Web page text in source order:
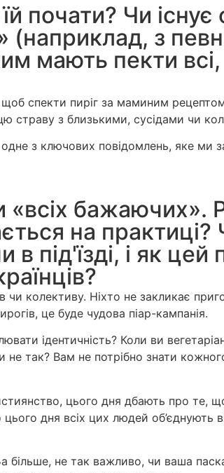
почати? Чи існує
(наприклад, з
мають пекти
щоб спекти пиріг за маминим
страву з близькими, сусідами чи
з ключових повідомлень, яке ми
«всіх бажаючих».
на практиці?
під'їзді, і як цей
чи колективу. Ніхто не закликає
це буде чудова піар-кампанія.
ідентичність? Коли ви
так? Вам не потрібно знати
цього дня дбають про те,
дня всіх цих людей об’єднують
більше, не так важливо, чи ваша